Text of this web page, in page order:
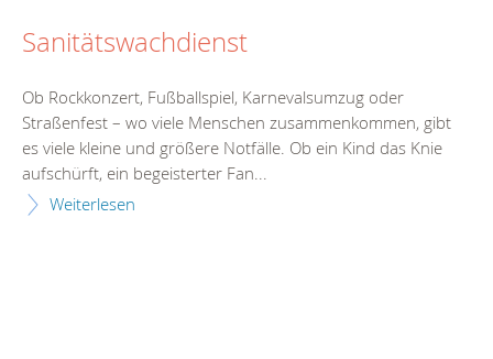
Sanitätswachdienst
Ob Rockkonzert, Fußballspiel, Karnevalsumzug oder
Straßenfest – wo viele Menschen zusammenkommen, gibt
es viele kleine und größere Notfälle. Ob ein Kind das Knie
aufschürft, ein begeisterter Fan...
Weiterlesen